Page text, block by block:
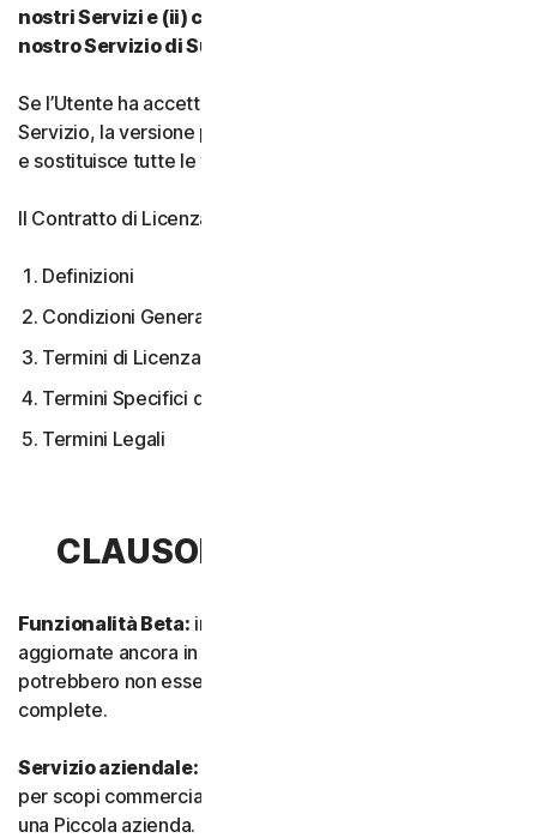
nostri Servizi e (ii) contattare il proprio Provider o il
nostro Servizio di Supporto Clienti.
Se l’Utente ha accettato più versioni del CLS per un
Servizio, la versione più recente accettata è quella valida
e sostituisce tutte le versioni precedenti.
Il Contratto di Licenza e Servizi copre:
Definizioni
Condizioni Generali del Servizio
Termini di Licenza Software
Termini Specifici di alcuni Servizi
Termini Legali
CLAUSOLA 1 - DEFINIZIONI
Funzionalità Beta: indica funzionalità nuove e/o
aggiornate ancora in modalità test. Tali funzionalità
potrebbero non essere ancora completamente attive o
complete.
Servizio aziendale:
per scopi commerciali e destinato all’utilizzo interno in
una Piccola azienda.